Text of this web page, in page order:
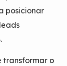
posicionar
transformar o